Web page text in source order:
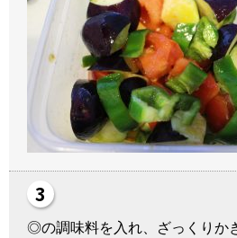
◎の調味料を入れ、ざっくりか